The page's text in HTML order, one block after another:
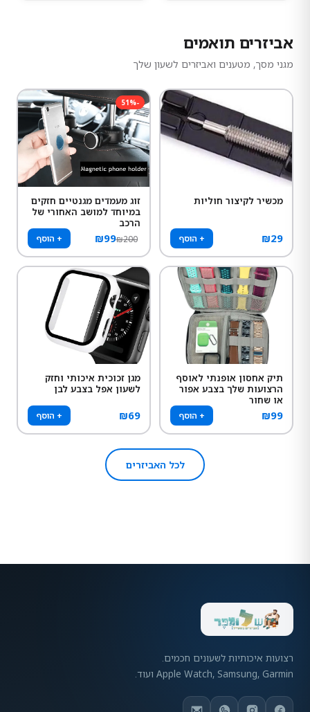
אביזרים תואמים
מגני מסך, מטענים ואביזרים לשעון שלך
מכשיר לקיצור חוליות
₪29 + הוסף
-
51%
זוג מעמדים מגנטיים חזקים
במיוחד למושב האחורי של
הרכב
₪99₪200 + הוסף
תיק אחסון אופנתי לאוסף
הרצועות שלך בצבע אפור
או שחור
₪99 + הוסף
מגן זכוכית איכותי וחזק
לשעון אפל בצבע לבן
₪69 + הוסף
לכל האביזרים
רצועות איכותיות לשעונים חכמים.
Apple Watch, Samsung, Garmin ועוד.